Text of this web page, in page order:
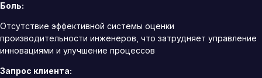
Боль:
Отсутствие эффективной системы оценки
производительности инженеров, что затрудняет управление
инновациями и улучшение процессов
Запрос клиента: